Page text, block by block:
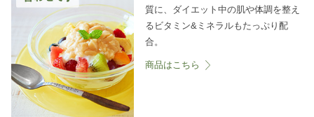
質に、ダイエット中の肌や体調を整え
るビタミン&ミネラルもたっぷり配
合。
商品はこちら